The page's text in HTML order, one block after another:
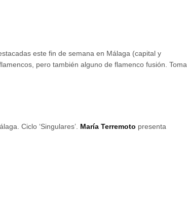
este fin de semana en Málaga (capital y
pero también alguno de flamenco fusión. Toma
Ciclo ‘Singulares’. María Terremoto presenta